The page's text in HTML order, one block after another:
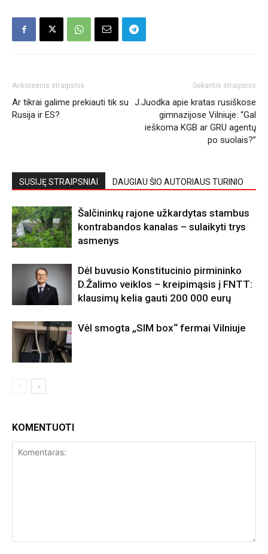
Ankstesnis straipsnis
Ar tikrai galime prekiauti tik su
Rusija ir ES?
Sekantis straipsnis
J.Juodka apie kratas rusiškose
gimnazijose Vilniuje: “Gal
ieškoma KGB ar GRU agentų
po suolais?”
SUSIJĘ STRAIPSNIAI DAUGIAU ŠIO AUTORIAUS TURINIO
Šalčininkų rajone užkardytas stambus
kontrabandos kanalas – sulaikyti trys
asmenys
Dėl buvusio Konstitucinio pirmininko
D.Žalimo veiklos – kreipimąsis į FNTT:
klausimų kelia gauti 200 000 eurų
Vėl smogta „SIM box“ fermai Vilniuje
KOMENTUOTI